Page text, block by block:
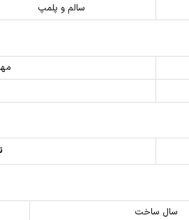
سالم و پلمپ
سال ساخت